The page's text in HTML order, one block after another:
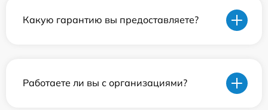
Какую гарантию вы предоставляете?
Работаете ли вы с организациями?